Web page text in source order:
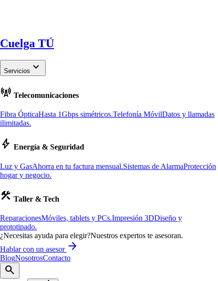
Cuelga TÚ
Servicios keyboard_arrow_down
cell_tower Telecomunicaciones
Fibra ÓpticaHasta 1Gbps simétricos.Telefonía MóvilDatos y llamadas
ilimitadas.
bolt Energía & Seguridad
Luz y GasAhorra en tu factura mensual.Sistemas de AlarmaProtección
hogar y negocio.
construction Taller & Tech
ReparacionesMóviles, tablets y PCs.Impresión 3DDiseño y
prototipado.
¿Necesitas ayuda para elegir?Nuestros expertos te asesoran.
Hablar con un asesor arrow_forward
BlogNosotrosContacto
search